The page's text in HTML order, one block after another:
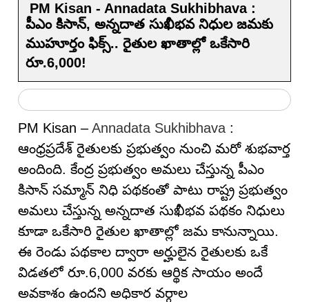
PM Kisan - Annadata Sukhibhava :
పీఎం కిసాన్, అన్నదాత సుఖీభవ నిధుల జమకు
ముహూర్తం ఫిక్స్‌.. రైతుల ఖాతాల్లో ఒకేసారి
రూ.6,000!
PM Kisan –Annadata Sukhibhava :
ఆంధ్రప్రదేశ్ రైతులకు ప్రభుత్వం నుంచి మరో శుభవార్త
అందింది. కేంద్ర ప్రభుత్వం అమలు చేస్తున్న పీఎం
కిసాన్ సమ్మాన్ నిధి పథకంతో పాటు రాష్ట్ర ప్రభుత్వం
అమలు చేస్తున్న అన్నదాత సుఖీభవ పథకం నిధులు
కూడా ఒకేసారి రైతుల ఖాతాల్లో జమ కానున్నాయి.
ఈ రెండు పథకాల ద్వారా అర్హులైన రైతులకు ఒకే
విడతలో రూ.6,000 వరకు ఆర్థిక సాయం అందే
అవకాశం ఉందని అధికార వర్గాల